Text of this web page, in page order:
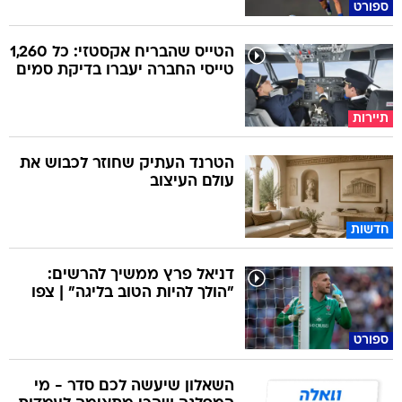
ספורט
תיירות
הטייס שהבריח אקסטזי: כל 1,260
טייסי החברה יעברו בדיקת סמים
חדשות
הטרנד העתיק שחוזר לכבוש את
עולם העיצוב
ספורט
דניאל פרץ ממשיך להרשים:
"הולך להיות הטוב בליגה" | צפו
השאלון שיעשה לכם סדר - מי